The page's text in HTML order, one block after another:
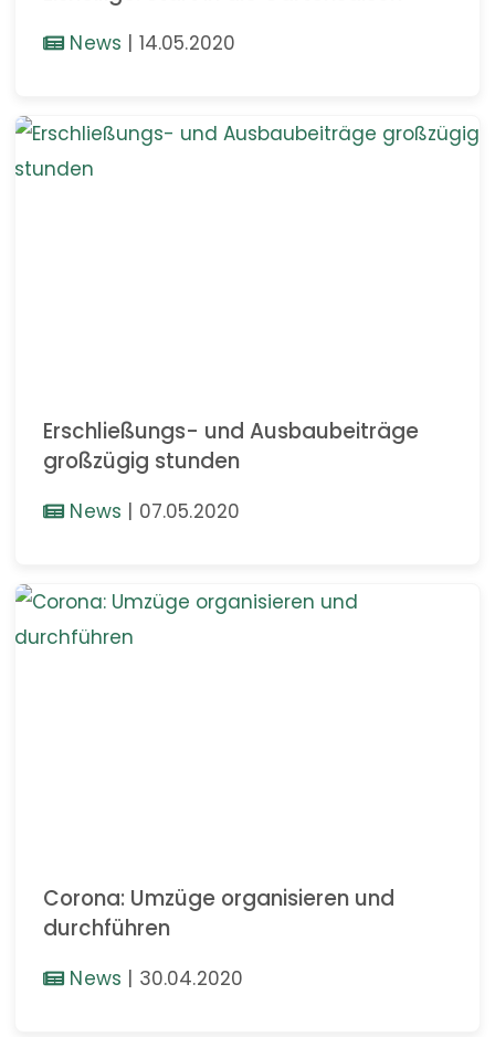
News | 14.05.2020
Erschließungs- und Ausbaubeiträge
großzügig stunden
News | 07.05.2020
Corona: Umzüge organisieren und
durchführen
News | 30.04.2020